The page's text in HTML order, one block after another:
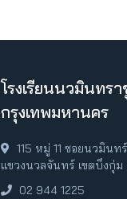
โรงเรียนนวมินทร
กรุงเทพมหานคร
115 หมู่ 11 ซอยนวมิน
แขวงนวลจันทร์ เขตบึงกุ่
02 944 1225